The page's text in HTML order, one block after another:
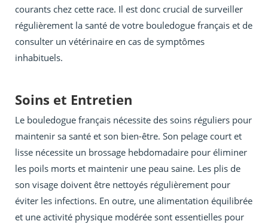
courants chez cette race. Il est donc crucial de surveiller
régulièrement la santé de votre bouledogue français et de
consulter un vétérinaire en cas de symptômes
inhabituels.
Soins et Entretien
Le bouledogue français nécessite des soins réguliers pour
maintenir sa santé et son bien-être. Son pelage court et
lisse nécessite un brossage hebdomadaire pour éliminer
les poils morts et maintenir une peau saine. Les plis de
son visage doivent être nettoyés régulièrement pour
éviter les infections. En outre, une alimentation équilibrée
et une activité physique modérée sont essentielles pour